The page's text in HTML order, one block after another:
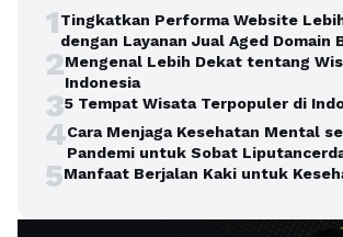
1Tingkatkan Performa Website
dengan Layanan Jual Aged Domain
2Mengenal Lebih Dekat tentang
Indonesia
35 Tempat Wisata Terpopuler di
4Cara Menjaga Kesehatan Mental
Pandemi untuk Sobat
5Manfaat Berjalan Kaki untuk